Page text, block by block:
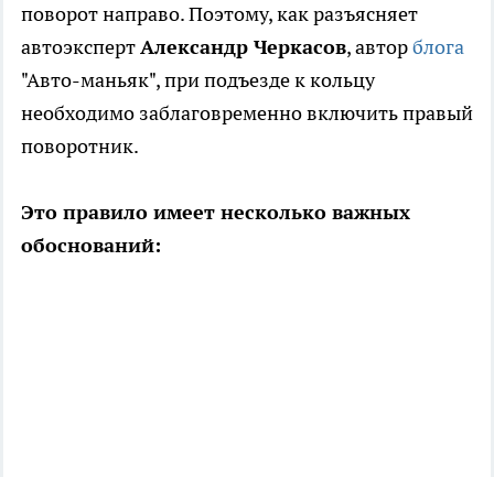
поворот направо. Поэтому, как разъясняет
автоэкспертАлександр Черкасов, авторблога
"Авто-маньяк", при подъезде к кольцу
необходимо заблаговременно включить правый
поворотник.
Это правило имеет несколько важных
обоснований: